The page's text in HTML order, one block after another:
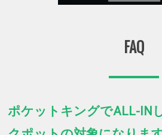
FAQ
ポケットキングでALL-IN